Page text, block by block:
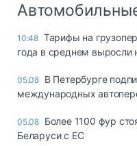
10:48 Тарифы на
года в среднем выросли
05.08 В Петербурге
международных
05.08 Более 1100 фур
Беларуси с ЕС